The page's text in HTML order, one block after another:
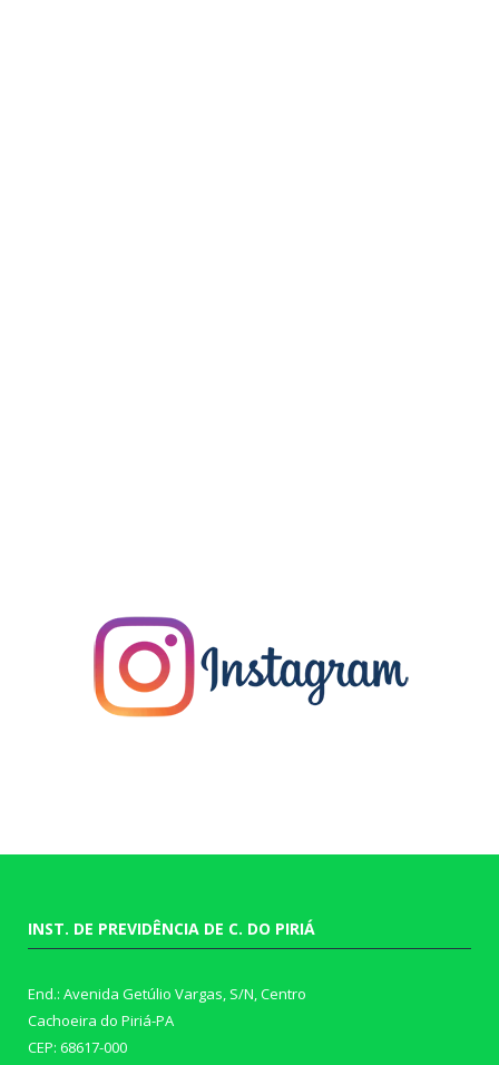
INST. DE PREVIDÊNCIA DE C. DO PIRIÁ
End.: Avenida Getúlio Vargas, S/N, Centro
Cachoeira do Piriá-PA
CEP: 68617-000